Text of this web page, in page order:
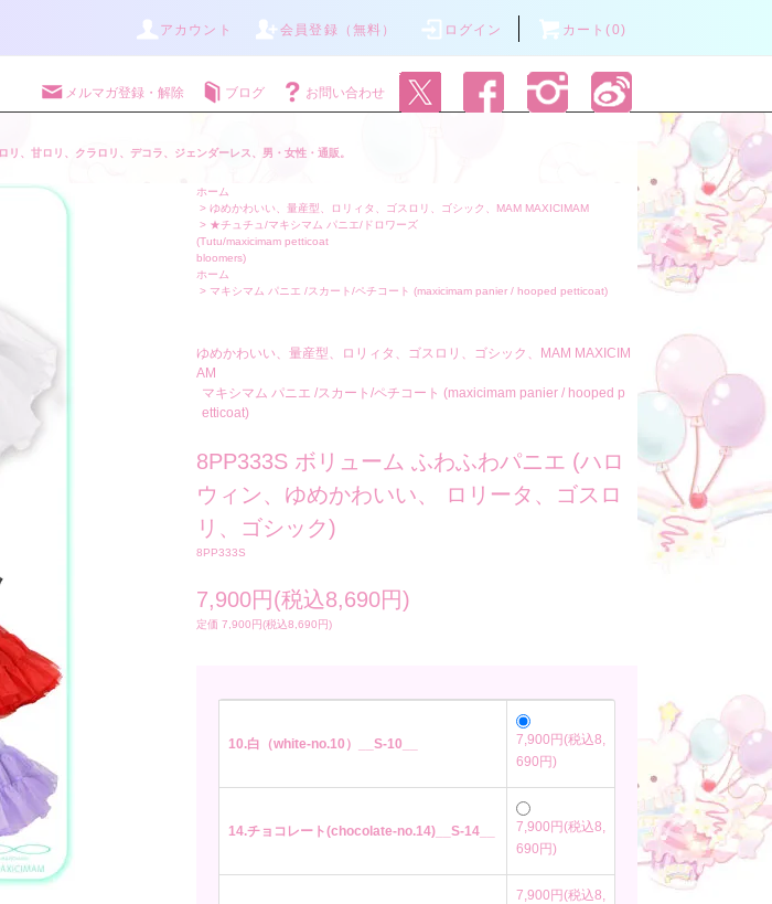
アカウント 会員登録（無料） ログイン カート(0)
メルマガ登録・解除 ブログ お問い合わせ
、甘ロリ、クラロリ、デコラ、ジェンダーレス、男・女性・通販。
ホーム
> ゆめかわいい、量産型、ロリィタ、ゴスロリ、ゴシック、MAM MAXICIMAM
> ★チュチュ/マキシマム パニエ/ドロワーズ
(Tutu/maxicimam petticoat
bloomers)
ホーム
> マキシマム パニエ /スカート/ペチコート (maxicimam panier / hooped petticoat)
ゆめかわいい、量産型、ロリィタ、ゴスロリ、ゴシック、MAM MAXICIM
AM
マキシマム パニエ /スカート/ペチコート (maxicimam panier / hooped p
etticoat)
8PP333S ボリューム ふわふわパニエ (ハロ
ウィン、ゆめかわいい、 ロリータ、ゴスロ
リ、ゴシック)
8PP333S
7,900円(税込8,690円)
定価 7,900円(税込8,690円)
10.白（white-no.10）__S-10__
7,900円(税込8,
690円)
14.チョコレート(chocolate-no.14)__S-14__
7,900円(税込8,
690円)
7,900円(税込8,